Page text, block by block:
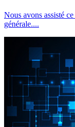
Nous avons assisté
générale....